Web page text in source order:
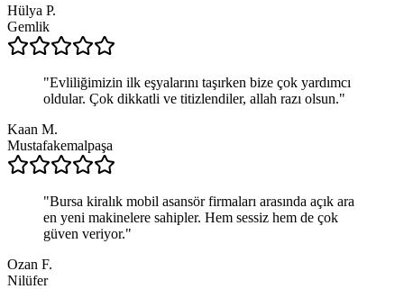
Hülya P.
Gemlik
"Evliliğimizin ilk eşyalarını taşırken bize çok yardımcı
oldular. Çok dikkatli ve titizlendiler, allah razı olsun."
Kaan M.
Mustafakemalpaşa
"Bursa kiralık mobil asansör firmaları arasında açık ara
en yeni makinelere sahipler. Hem sessiz hem de çok
güven veriyor."
Ozan F.
Nilüfer